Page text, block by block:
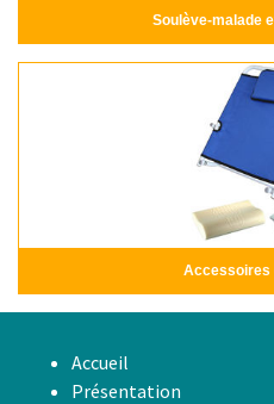
Soulève-malade
Accessoires
Accueil
Présentation